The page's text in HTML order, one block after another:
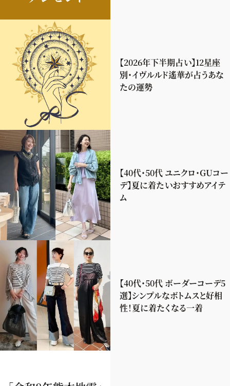
【2026年下半期占い】12星座
別・イヴルルド遙華が占うあな
たの運勢
【40代・50代 ユニクロ・GUコー
デ】夏に着たいおすすめアイテ
ム
【40代・50代 ボーダーコーデ5
選】シンプルなボトムスと好相
性！夏に着たくなる一着